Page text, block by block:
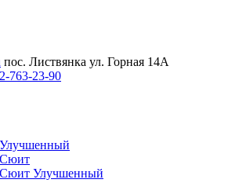
пос. Листвянка ул. Горная 14А
763-23-90
Улучшенный